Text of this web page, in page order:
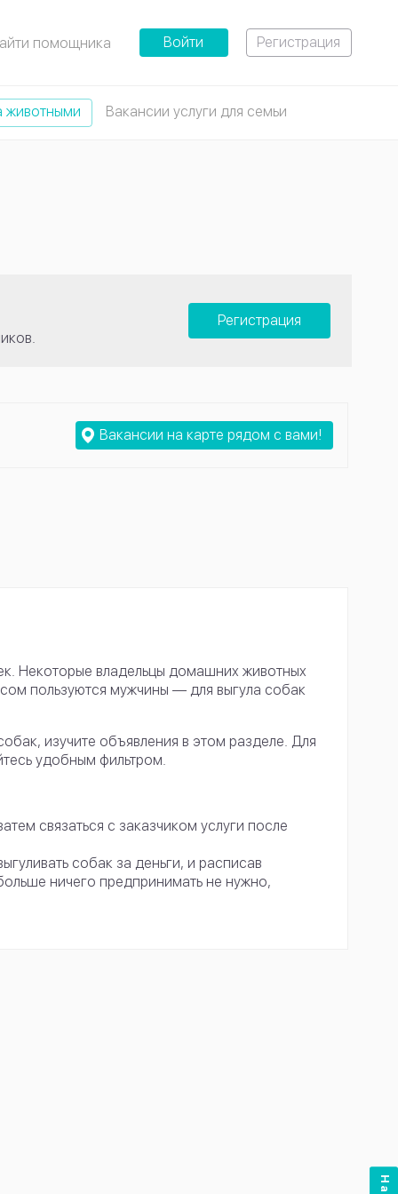
помощника Войти Регистрация
животными Вакансии услуги для семьи
Регистрация
Вакансии на карте рядом с вами!
Некоторые владельцы домашних животных
пользуются мужчины — для выгула собак
изучите объявления в этом разделе. Для
удобным фильтром.
связаться с заказчиком услуги после
собак за деньги, и расписав
ничего предпринимать не нужно,